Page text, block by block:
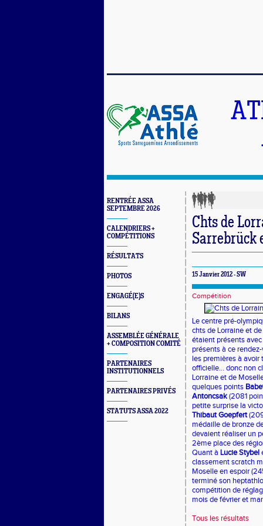
RENTRÉE ASSA
SEPTEMBRE 2026
CALENDRIERS +
COMPÉTITIONS
RÉSULTATS
PHOTOS
ENGAGÉ(E)S
BILANS
ASSEMBLÉE GÉNÉRALE
+ COMPOSITION COMITÉ
PARTENAIRES
INSTITUTIONNELS
PARTENAIRES PRIVÉS
STATUTS ASSA 2022
Chts de
Sarrebrück
15 Janvier 2012 - SW
Compétition
Le centre pré-
chts de Lorraine et
étaient présents
présents à ce
les premières à
officielle... donc non
Lorraine et de
quelques points
Antoncsak(2081
petite surprise la
Thibaut Goepfert
médaille de bronze
devaient réaliser un
2ème place des
Quant à Lucie Stybel
classement scratch
Moselle en espoir
terminé son
compétition de
mois de février et
Tous les résultats